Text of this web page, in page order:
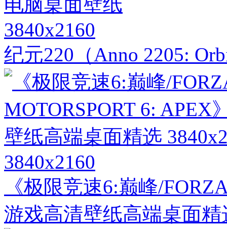
3840x2160
纪元220（Anno 2205:
3840x2160
《极限竞速6:巅峰/
游戏高清壁纸高端桌面精